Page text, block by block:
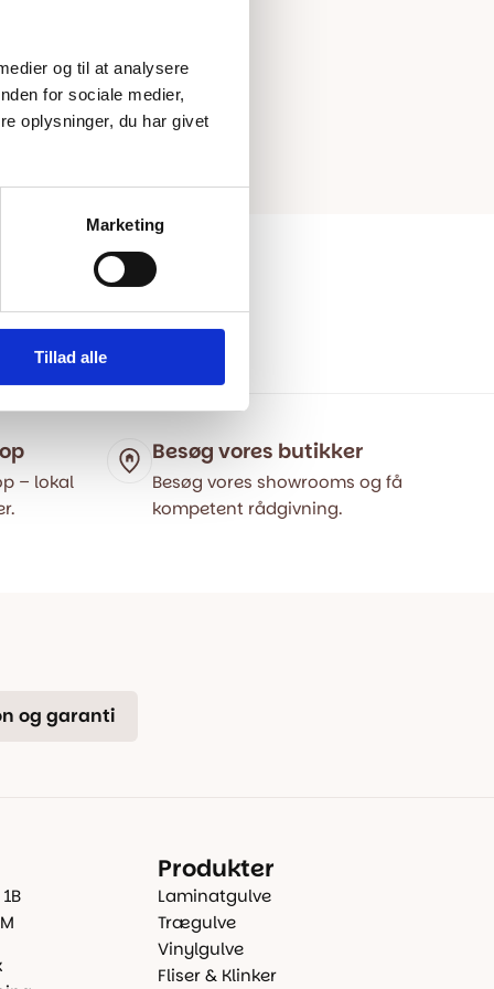
og til at analysere
for sociale medier,
oplysninger, du har givet
Marketing
Tillad alle
– lokal
Besøg vores butikker
Besøg vores showrooms og få
kompetent rådgivning.
og garanti
Produkter
Laminatgulve
Trægulve
Vinylgulve
Fliser & Klinker